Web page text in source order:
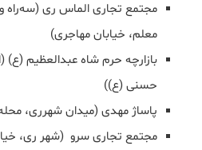
مجتمع تجاری الماس ری (سه‌راه
معلم، خیابان مهاجری)
بازارچه حرم شاه عبدالعظیم
حسنی (ع))
پاساژ مهدی (میدان شهرری، محله
مجتمع تجاری سرو (شهر ری،